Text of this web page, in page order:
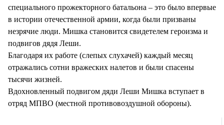
специального прожекторного батальона – это было впервые
в истории отечественной армии, когда были призваны
незрячие люди. Мишка становится свидетелем героизма и
подвигов дядя Леши.
Благодаря их работе (слепых слухачей) каждый месяц
отражались сотни вражеских налетов и были спасены
тысячи жизней.
Вдохновленный подвигом дяди Леши Мишка вступает в
отряд МПВО (местной противовоздушной обороны).